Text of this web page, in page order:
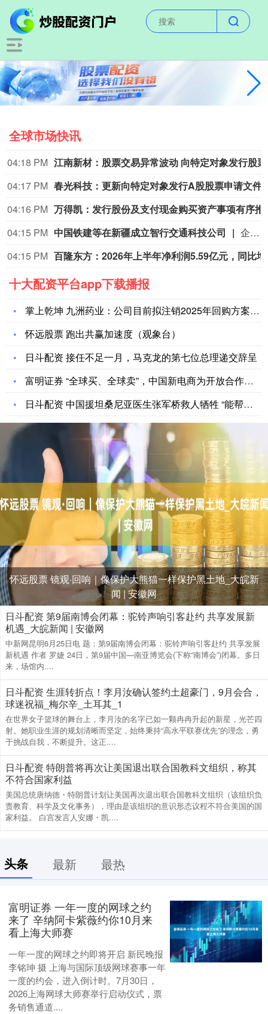
全球市场快讯
04:18 PM
04:17 PM 春光科技：更新向特定对象发行A股股票申请文件
04:16 PM
04:15 PM 中国铁建等在新疆成立智行交通科技公司
企查查APP显示，近日，新疆桥航智行交通科技有限公司成立，法定代表人为李承洪，注册资本为1000万元，经营范围包含：智能车载设备制造；物联网设备销售；新能源汽车整车销售；机动车充电销售；集中式快速充电站等。企查查股权穿透显示，该公司由中国铁建全资子公司中国铁建大桥工程局集团有限公司、北京航领大通科技有限公司共同持股。
04:15 PM
十大配资平台app下载播报
掌上乾坤 九洲药业：公司目前拟注销2025年回购方案的库存股
怀远股票 跑出共赢加速度（观象台）
日斗配资 接任不足一月，马克龙的第七位总理递交辞呈
富明证券 “全球买、全球卖”，中国新电商为开放合作架起数字桥
日斗配资 中国援坦桑尼亚医生张军桥救人牺牲 “能帮助别人，他
怀远股票 镜观·回响｜像保护大熊猫一样保护黑土地_大皖新
闻 | 安徽网
日斗配资 第9届南博会闭幕：驼铃声响引客赴约 共享发展新
机遇_大皖新闻 | 安徽网
中新网昆明6月25日电 题：第9届南博会闭幕：驼铃声响引客赴约 共享发展
新机遇 作者 罗婕 24日，第9届中国—南亚博览会(下称“南博会”)闭幕。多日
来，场馆内....
日斗配资 生涯转折点！李月汝确认签约土超豪门，9月会合，
球迷祝福_梅尔辛_土耳其_1
在世界女子篮球的舞台上，李月汝的名字已如一颗冉冉升起的新星，光芒四
射。她职业生涯的规划清晰而坚定，始终秉持“高水平联赛优先”的理念，勇
于挑战自我，不断提升。这正....
日斗配资 特朗普将再次让美国退出联合国教科文组织，称其
不符合国家利益
美国总统唐纳德・特朗普计划让美国再次退出联合国教科文组织（该组织负
责教育、科学及文化事务），理由是该组织的意识形态议程不符合美国的国
家利益。 白宫发言人安娜・凯....
头条 最新 最热
富明证券 一年一度的网球之约
来了 辛纳阿卡紫薇约你10月来
看上海大师赛
一年一度的网球之约即将开启 新民晚报
李铭珅 摄 上海与国际顶级网球赛事一年
一度的约会，进入倒计时。7月30日，
2026上海网球大师赛举行启动仪式，票
务销售通道....